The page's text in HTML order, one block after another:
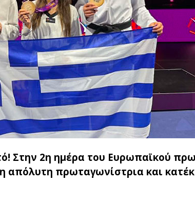
Στην 2η ημέρα του Ευρωπαϊκού
πρωταγωνίστρια και